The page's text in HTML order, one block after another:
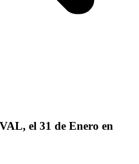
el 31 de Enero en